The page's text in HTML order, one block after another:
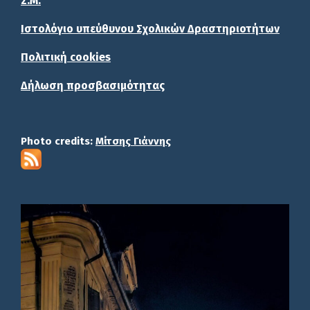
Ιστολόγιο υπεύθυνου Σχολικών Δραστηριοτήτων
Πολιτική cookies
Δήλωση προσβασιμότητας
Photo credits: Μίτσης Γιάννης